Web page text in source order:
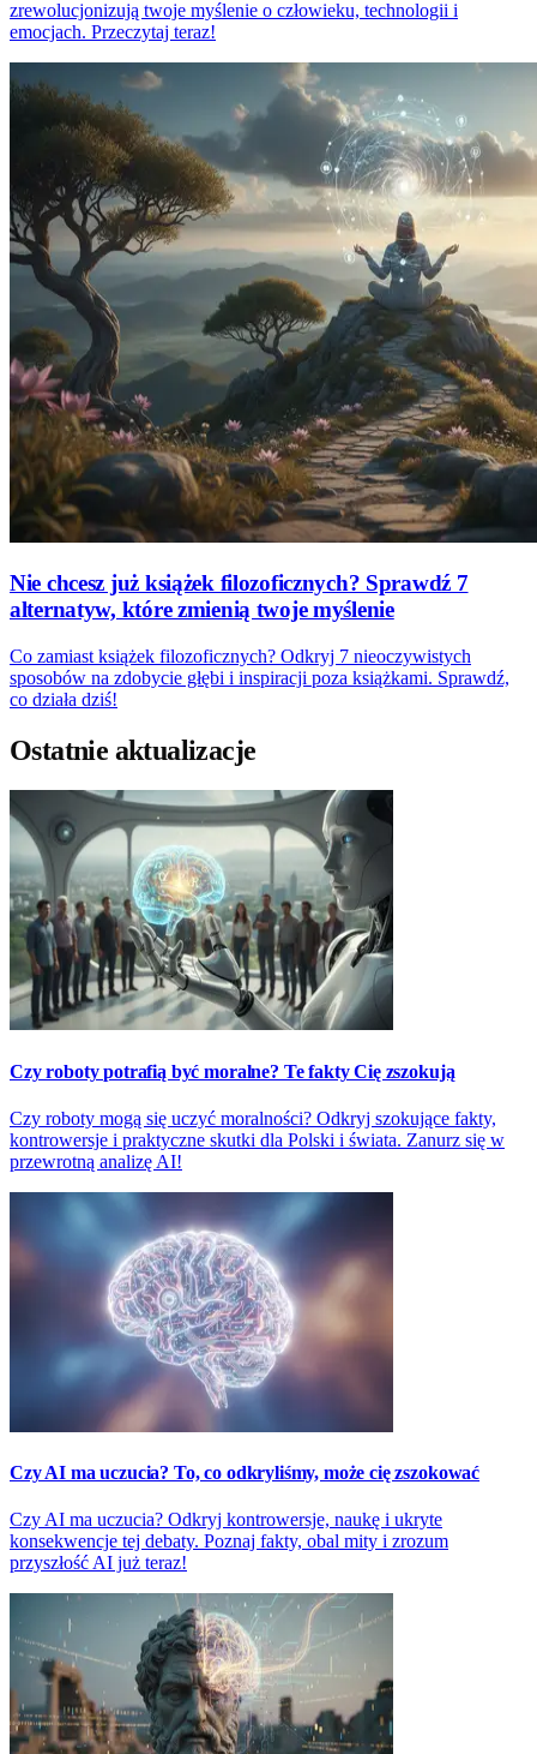
zrewolucjonizują twoje myślenie o człowieku, technologii i
emocjach. Przeczytaj teraz!
Nie chcesz już książek filozoficznych? Sprawdź 7
alternatyw, które zmienią twoje myślenie
Co zamiast książek filozoficznych? Odkryj 7 nieoczywistych
sposobów na zdobycie głębi i inspiracji poza książkami. Sprawdź,
co działa dziś!
Ostatnie aktualizacje
Czy roboty potrafią być moralne? Te fakty Cię zszokują
Czy roboty mogą się uczyć moralności? Odkryj szokujące fakty,
kontrowersje i praktyczne skutki dla Polski i świata. Zanurz się w
przewrotną analizę AI!
Czy AI ma uczucia? To, co odkryliśmy, może cię zszokować
Czy AI ma uczucia? Odkryj kontrowersje, naukę i ukryte
konsekwencje tej debaty. Poznaj fakty, obal mity i zrozum
przyszłość AI już teraz!